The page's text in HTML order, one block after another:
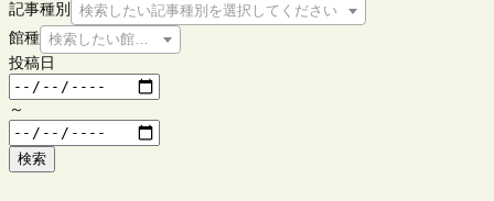
記事種別
検索したい記事種別を選択してください
館種 検索したい館種を選択してください
投稿日
～
検索